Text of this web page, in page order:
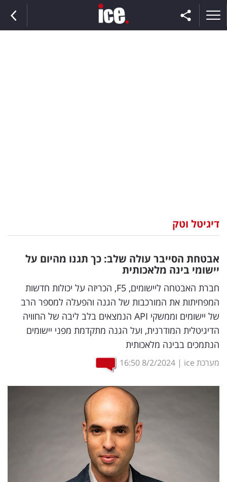
וצרכנות
דיגיטל
וטק
שיווק
ופרסום
משפט
ומחקרים
דיגיטל וטק
אבטחת הסייבר עולה שלב: כך תגנו מהיום על
יישומי בינה מלאכותית
חברת האבטחה ליישומים, F5, הכריזה על יכולות חדשות
המפחיתות את המורכבות של הגנה והפעלה למספר הרב
של יישומים וממשקי API הנמצאים בלב ליבה של החוויה
הדיגיטלית המודרנית, ועל הגנה מתקדמת מפני יישומים
הנתמכים בבינה מלאכותית
מערכת ice |
8/2/2024
16:50